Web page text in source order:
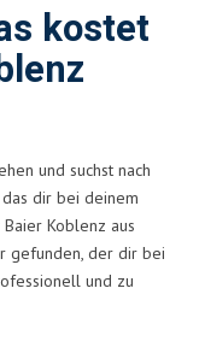
kostet
und suchst nach
das dir bei deinem
Koblenz aus
gefunden, der dir bei
und zu